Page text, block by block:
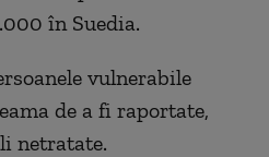
în Suedia.
vulnerabile
de a fi raportate,
netratate.